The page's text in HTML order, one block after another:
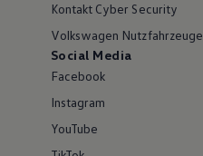
Kontakt Cyber Security
Volkswagen Nutzfahrzeuge
Social Media
Facebook
Instagram
YouTube